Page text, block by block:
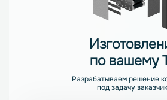
по вашему
Разрабатываем решение
под задачу